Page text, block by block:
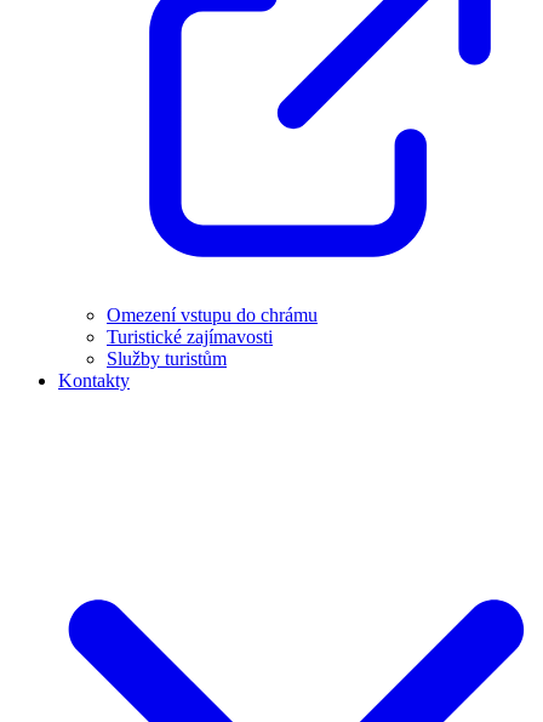
Omezení vstupu do chrámu
Turistické zajímavosti
Služby turistům
Kontakty